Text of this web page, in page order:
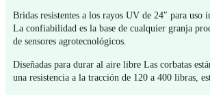
Bridas resistentes a los rayos UV de 24″ para
La confiabilidad es la base de cualquier granja
de sensores agrotecnológicos.
Diseñadas para durar al aire libre Las corbatas
una resistencia a la tracción de 120 a 400 libras,